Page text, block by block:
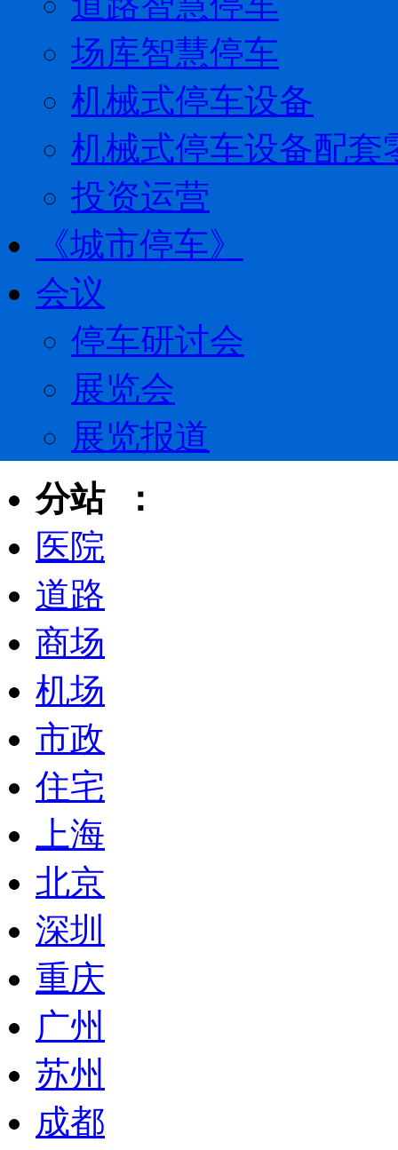
场库智慧停车
机械式停车设备
机械式停车设备配套
投资运营
《城市停车》
会议
停车研讨会
展览会
展览报道
分站 ：
医院
道路
商场
机场
市政
住宅
上海
北京
深圳
重庆
广州
苏州
成都